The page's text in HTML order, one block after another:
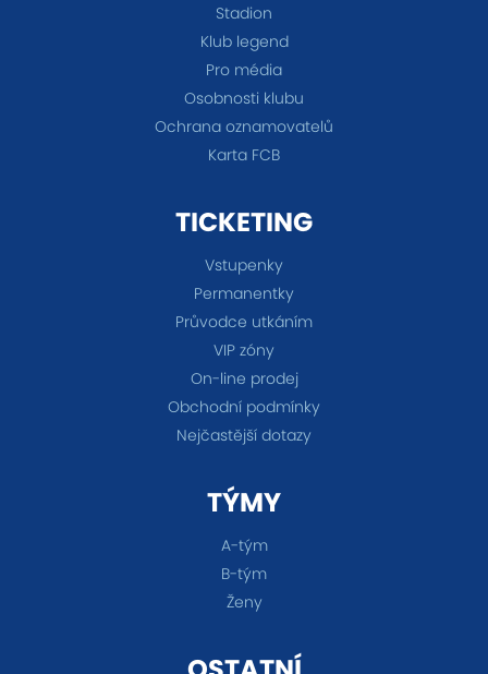
Stadion
Klub legend
Pro média
Osobnosti klubu
Ochrana oznamovatelů
Karta FCB
TICKETING
Vstupenky
Permanentky
Průvodce utkáním
VIP zóny
On-line prodej
Obchodní podmínky
Nejčastější dotazy
TÝMY
A-tým
B-tým
Ženy